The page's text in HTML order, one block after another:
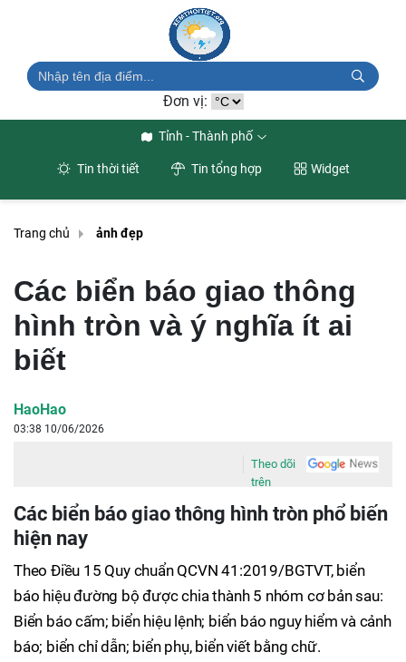
Đơn vị:
Tỉnh - Thành phố
Tin thời tiết Tin tổng hợp Widget
Trang chủ ảnh đẹp
Các biển báo giao thông
hình tròn và ý nghĩa ít ai
biết
HaoHao
03:38 10/06/2026
Theo dõi
trên
Các biển báo giao thông hình tròn phổ biến
hiện nay
Theo Điều 15 Quy chuẩn QCVN 41:2019/BGTVT, biển
báo hiệu đường bộ được chia thành 5 nhóm cơ bản sau:
Biển báo cấm; biển hiệu lệnh; biển báo nguy hiểm và cảnh
báo; biển chỉ dẫn; biển phụ, biển viết bằng chữ.